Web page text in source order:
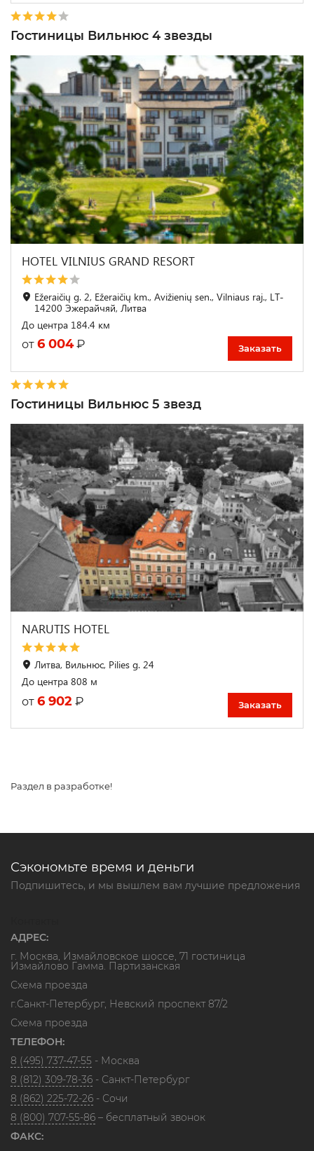
Гостиницы Вильнюс 4 звезды
HOTEL VILNIUS GRAND RESORT
Ežeraičių g. 2, Ežeraičių km., Avižienių sen., Vilniaus raj., LT-
14200 Эжерайчяй, Литва
До центра 184.4 км
от 6 004 ₽ Заказать
Гостиницы Вильнюс 5 звезд
NARUTIS HOTEL
Литва, Вильнюс, Pilies g. 24
До центра 808 м
от 6 902 ₽ Заказать
Раздел в разработке!
Сэкономьте время и деньги
Подпишитесь, и мы вышлем вам лучшие предложения
АДРЕС:
г. Москва, Измайловское шоссе, 71 гостиница
Измайлово Гамма. Партизанская
Схема проезда
г.Санкт-Петербург, Невский проспект 87/2
Схема проезда
ТЕЛЕФОН:
8 (495) 737-47-55 - Москва
8 (812) 309-78-36 - Санкт-Петербург
8 (862) 225-72-26 - Сочи
8 (800) 707-55-86 – бесплатный звонок
ФАКС: